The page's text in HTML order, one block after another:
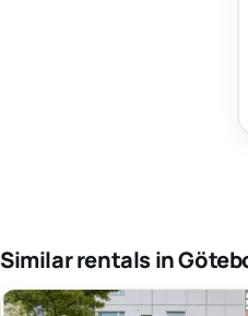
Similar rentals in